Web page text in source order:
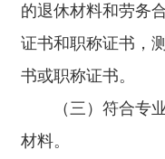
的退休材料和劳务
证书和职称证书，
书或职称证书。
（三）符合专业
材料。